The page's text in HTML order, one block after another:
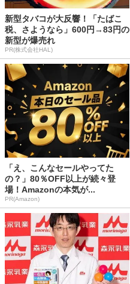
新型タバコが大反響！「たばこ
税、さようなら」600円→83円の
新型が爆売れ
PR(株式会社HAL)
「え、こんなセールやってた
の？」80％OFF以上が続々登
場！Amazonの本気が...
PR(Amazon)